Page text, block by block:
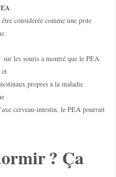
.
considérée comme une piste
les souris a montré que le PEA
propres à la maladie
cerveau-intestin, le PEA pourrait
? Ça